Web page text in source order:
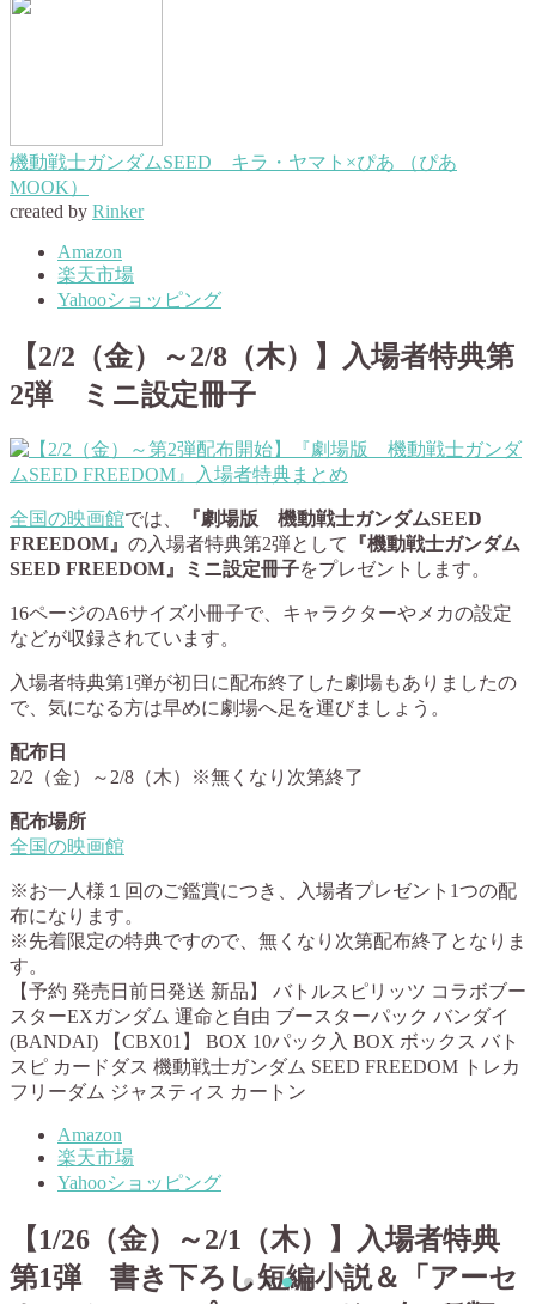
機動戦士ガンダムSEED キラ・ヤマト×ぴあ （ぴあ
MOOK）
created by Rinker
Amazon
楽天市場
Yahooショッピング
【2/2（金）～2/8（木）】入場者特典第
2弾 ミニ設定冊子
全国の映画館では、
『劇場版 機動戦士ガンダムSEED
FREEDOM』 の入場者特典第2弾として
『機動戦士ガンダム
SEED FREEDOM』ミニ設定冊子をプレゼントします。
16ページのA6サイズ小冊子で、キャラクターやメカの設定
などが収録されています。
入場者特典第1弾が初日に配布終了した劇場もありましたの
で、気になる方は早めに劇場へ足を運びましょう。
配布日
2/2（金）～2/8（木）※無くなり次第終了
配布場所
全国の映画館
※お一人様１回のご鑑賞につき、入場者プレゼント1つの配
布になります。
※先着限定の特典ですので、無くなり次第配布終了となりま
す。
【予約 発売日前日発送 新品】 バトルスピリッツ コラボブー
スターEXガンダム 運命と自由 ブースターパック バンダイ
(BANDAI) 【CBX01】 BOX 10パック入 BOX ボックス バト
スピ カードダス 機動戦士ガンダム SEED FREEDOM トレカ
フリーダム ジャスティス カートン
Amazon
楽天市場
Yahooショッピング
【1/26（金）～2/1（木）】入場者特典
第1弾 書き下ろし短編小説＆「アーセ